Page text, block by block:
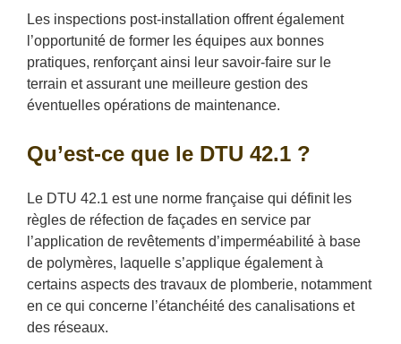
Les inspections post-installation offrent également
l’opportunité de former les équipes aux bonnes
pratiques, renforçant ainsi leur savoir-faire sur le
terrain et assurant une meilleure gestion des
éventuelles opérations de maintenance.
Qu’est-ce que le DTU 42.1 ?
Le DTU 42.1 est une norme française qui définit les
règles de réfection de façades en service par
l’application de revêtements d’imperméabilité à base
de polymères, laquelle s’applique également à
certains aspects des travaux de plomberie, notamment
en ce qui concerne l’étanchéité des canalisations et
des réseaux.